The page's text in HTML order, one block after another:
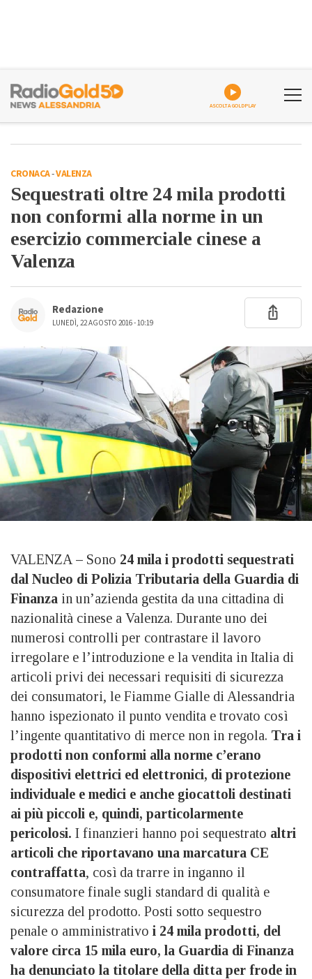
ASCOLTA GOLDPLAY
CRONACA-VALENZA
Sequestrati oltre 24 mila prodotti
non conformi alla norme in un
esercizio commerciale cinese a
Valenza
Redazione
LUNEDÌ, 22 AGOSTO 2016 - 10:19
VALENZA – Sono 24 mila i prodotti sequestrati
dal Nucleo di Polizia Tributaria della Guardia di
Finanza in un’azienda gestita da una cittadina di
nazionalità cinese a Valenza. Durante uno dei
numerosi controlli per contrastare il lavoro
irregolare e l’introduzione e la vendita in Italia di
articoli privi dei necessari requisiti di sicurezza
dei consumatori, le Fiamme Gialle di Alessandria
hanno ispezionato il punto vendita e trovato così
l’ingente quantitativo di merce non in regola. Tra i
prodotti non conformi alla norme c’erano
dispositivi elettrici ed elettronici, di protezione
individuale e medici e anche giocattoli destinati
ai più piccoli e, quindi, particolarmente
pericolosi. I finanzieri hanno poi sequestrato altri
articoli che riportavano una marcatura CE
contraffatta, così da trarre in inganno il
consumatore finale sugli standard di qualità e
sicurezza del prodotto. Posti sotto sequestro
penale o amministrativo i 24 mila prodotti, del
valore circa 15 mila euro, la Guardia di Finanza
ha denunciato la titolare della ditta per frode in